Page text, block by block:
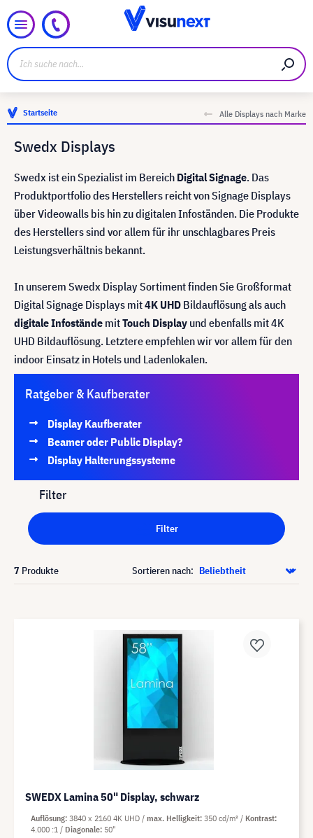
Startseite Alle Displays nach Marke
Swedx Displays
Swedx ist ein Spezialist im Bereich Digital Signage. Das
Produktportfolio des Herstellers reicht von Signage Displays
über Videowalls bis hin zu digitalen Infoständen. Die Produkte
des Herstellers sind vor allem für ihr unschlagbares Preis
Leistungsverhältnis bekannt.
In unserem Swedx Display Sortiment finden Sie Großformat
Digital Signage Displays mit4K UHD Bildauflösung als auch
digitale Infostände mitTouch Display und ebenfalls mit 4K
UHD Bildauflösung. Letztere empfehlen wir vor allem für den
indoor Einsatz in Hotels und Ladenlokalen.
Ratgeber & Kaufberater
Display Kaufberater
Beamer oder Public Display?
Display Halterungssysteme
Filter
Filter
7 Produkte Sortieren nach:
SWEDX Lamina 50" Display, schwarz
Auflösung 3840 x 2160 4K UHD max. Helligkeit 350 cd/m²
Kontrast
4.000 :1
Diagonale 50"